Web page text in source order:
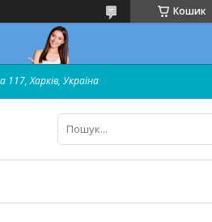
Кошик
117, Харків, Україна